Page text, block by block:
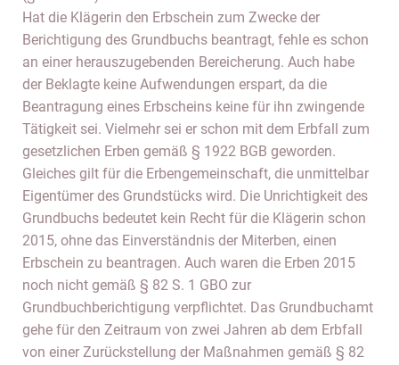
Hat die Klägerin den Erbschein zum Zwecke der
Berichtigung des Grundbuchs beantragt, fehle es schon
an einer herauszugebenden Bereicherung. Auch habe
der Beklagte keine Aufwendungen erspart, da die
Beantragung eines Erbscheins keine für ihn zwingende
Tätigkeit sei. Vielmehr sei er schon mit dem Erbfall zum
gesetzlichen Erben gemäß § 1922 BGB geworden.
Gleiches gilt für die Erbengemeinschaft, die unmittelbar
Eigentümer des Grundstücks wird. Die Unrichtigkeit des
Grundbuchs bedeutet kein Recht für die Klägerin schon
2015, ohne das Einverständnis der Miterben, einen
Erbschein zu beantragen. Auch waren die Erben 2015
noch nicht gemäß § 82 S. 1 GBO zur
Grundbuchberichtigung verpflichtet. Das Grundbuchamt
gehe für den Zeitraum von zwei Jahren ab dem Erbfall
von einer Zurückstellung der Maßnahmen gemäß § 82